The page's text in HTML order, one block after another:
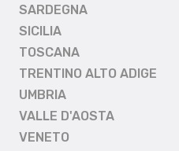
SARDEGNA
SICILIA
TOSCANA
TRENTINO ALTO ADIGE
UMBRIA
VALLE D'AOSTA
VENETO